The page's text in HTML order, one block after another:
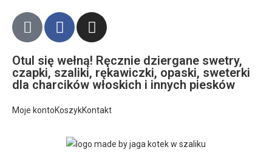
Otul się wełną! Ręcznie dziergane swetry,
czapki, szaliki, rękawiczki, opaski, sweterki
dla charcików włoskich i innych piesków
Moje kontoKoszykKontakt